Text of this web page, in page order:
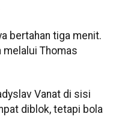
bertahan tiga menit.
melalui Thomas
Vanat di sisi
diblok, tetapi bola